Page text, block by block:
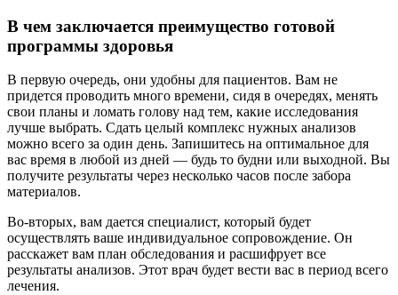
В чем заключается преимущество готовой
программы здоровья
В первую очередь, они удобны для пациентов. Вам не
придется проводить много времени, сидя в очередях, менять
свои планы и ломать голову над тем, какие исследования
лучше выбрать. Сдать целый комплекс нужных анализов
можно всего за один день. Запишитесь на оптимальное для
вас время в любой из дней — будь то будни или выходной. Вы
получите результаты через несколько часов после забора
материалов.
Во-вторых, вам дается специалист, который будет
осуществлять ваше индивидуальное сопровождение. Он
расскажет вам план обследования и расшифрует все
результаты анализов. Этот врач будет вести вас в период всего
лечения.